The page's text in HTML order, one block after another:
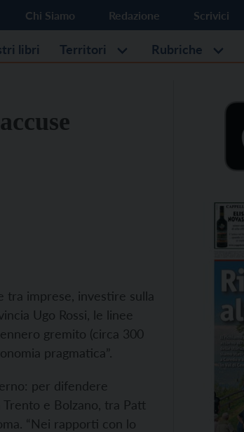
Chi Siamo Redazione Scrivici
libri Territori Rubriche
tra imprese, investire sulla
Ugo Rossi, le linee
gremito (circa 300
pragmatica”.
per difendere
e Bolzano, tra Patt
“Nei rapporti con lo